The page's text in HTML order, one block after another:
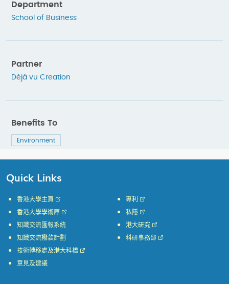
Department
School of Business
Partner
Déjà vu Creation
Benefits To
Environment
Quick Links
香港大學主頁
香港大學學術庫
知識交流匯報系統
知識交流撥款計劃
專利
私隱
港大研究
科研事務部
技術轉移處及港大科橋
意見及建議